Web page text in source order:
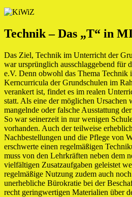
Technik – Das „T“ in
Das Ziel, Technik im Unterricht der
war ursprünglich ausschlaggebend für
e.V. Denn obwohl das Thema Technik
Kerncurricula der Grundschulen im
verankert ist, findet es im realen
statt. Als eine der möglichen Ursachen
mangelnde oder falsche Ausstattung
So war seinerzeit in nur wenigen
vorhanden. Auch der teilweise
Nachbestellungen und die Pflege von
erschwerte einen regelmäßigen
muss von den Lehrkräften neben dem
vielfältigen Zusatzaufgaben geleistet
regelmäßige Nutzung zudem auch
unerhebliche Bürokratie bei der
recht geringwertigen Materialien über